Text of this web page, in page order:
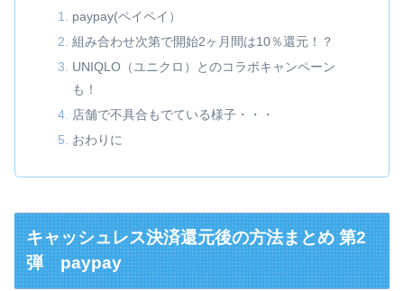
paypay(ペイペイ）
組み合わせ次第で開始2ヶ月間は10％還元！？
UNIQLO（ユニクロ）とのコラボキャンペーン
も！
店舗で不具合もでている様子・・・
おわりに
キャッシュレス決済還元後の方法まとめ 第2
弾 paypay